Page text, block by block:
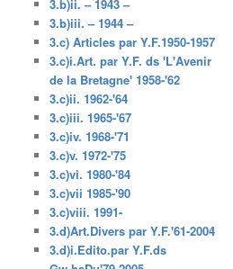
3.b)ii. – 1943 –
3.b)iii. – 1944 –
3.c) Articles par Y.F.1950-1957
3.c)i.Art. par Y.F. ds 'L'Avenir
de la Bretagne' 1958-'62
3.c)ii. 1962-'64
3.c)iii. 1965-'67
3.c)iv. 1968-'71
3.c)v. 1972-'75
3.c)vi. 1980-'84
3.c)vii 1985-'90
3.c)viii. 1991-
3.d)Art.Divers par Y.F.'61-2004
3.d)i.Edito.par Y.F.ds